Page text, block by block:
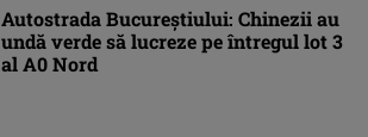
Autostrada Bucureștiului: Chinezii au
undă verde să lucreze pe întregul lot 3
al A0 Nord